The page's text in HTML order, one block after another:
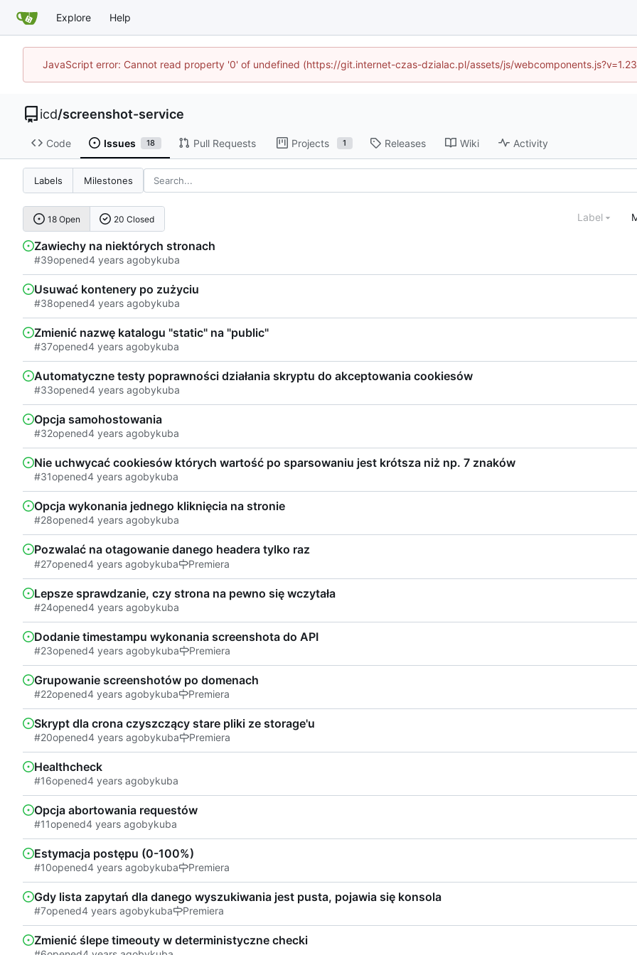
Explore Help
JavaScript error: Cannot read property '0' of undefined (https://git.internet-czas-dzialac.pl/assets/js/
icd/screenshot-service
Code Issues 18 Pull Requests Projects 1 Releases Wiki Activity
Labels Milestones
18 Open 20 Closed Label
Zawiechy na niektórych stronach
#39opened bykuba
Usuwać kontenery po zużyciu
#38opened bykuba
Zmienić nazwę katalogu "static" na "public"
#37opened bykuba
Automatyczne testy poprawności działania skryptu do akceptowania cookiesów
#33opened bykuba
Opcja samohostowania
#32opened bykuba
Nie uchwycać cookiesów których wartość po sparsowaniu jest krótsza niż np. 7 znaków
#31opened bykuba
Opcja wykonania jednego kliknięcia na stronie
#28opened bykuba
Pozwalać na otagowanie danego headera tylko raz
#27opened bykuba Premiera
Lepsze sprawdzanie, czy strona na pewno się wczytała
#24opened bykuba
Dodanie timestampu wykonania screenshota do API
#23opened bykuba Premiera
Grupowanie screenshotów po domenach
#22opened bykuba Premiera
Skrypt dla crona czyszczący stare pliki ze storage'u
#20opened bykuba Premiera
Healthcheck
#16opened bykuba
Opcja abortowania requestów
#11opened bykuba
Estymacja postępu (0-100%)
#10opened bykuba Premiera
Gdy lista zapytań dla danego wyszukiwania jest pusta, pojawia się konsola
#7opened bykuba Premiera
Zmienić ślepe timeouty w deterministyczne checki